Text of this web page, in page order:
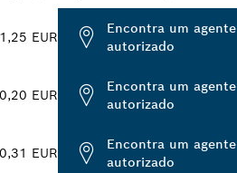
EUR
Encontra um agente
autorizado
EUR
Encontra um agente
autorizado
EUR
Encontra um agente
autorizado